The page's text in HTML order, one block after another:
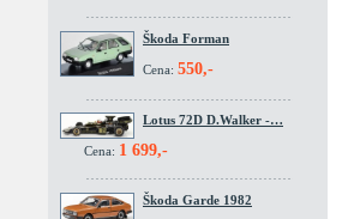
Škoda Forman
Cena: 550,-
Lotus 72D D.Walker -…
Cena: 1 699,-
Škoda Garde 1982